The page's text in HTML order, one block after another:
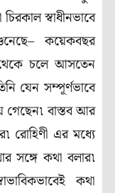
স্বাধীনভাবে
কয়েকবছর
চলে আসতেন
যেন সম্পূর্ণভাবে
গেছেন৷ বাস্তব আর
রোহিণী এর মধ্যে
সঙ্গে কথা বলার৷
কথা